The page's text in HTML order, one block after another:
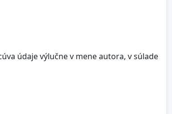
údaje výlučne v mene autora, v súlade